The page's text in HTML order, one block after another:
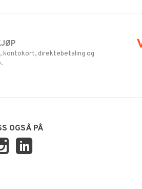
kontokort, direktebetaling og
OGSÅ PÅ